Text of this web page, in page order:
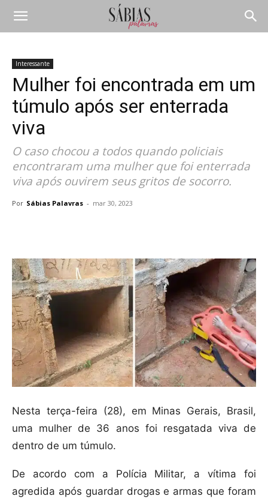
Interessante
Mulher foi encontrada em um
túmulo após ser enterrada
viva
O caso chocou a todos quando policiais
encontraram uma mulher que foi enterrada
viva após ouvirem seus gritos de socorro.
Por Sábias Palavras - mar 30, 2023
Nesta terça-feira (28), em Minas Gerais, Brasil,
uma mulher de 36 anos foi resgatada viva de
dentro de um túmulo.
De acordo com a Polícia Militar, a vítima foi
agredida após guardar drogas e armas que foram